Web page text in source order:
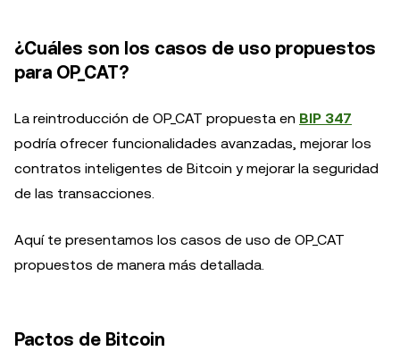
¿Cuáles son los casos de uso propuestos
para OP_CAT?
La reintroducción de OP_CAT propuesta en BIP 347
podría ofrecer funcionalidades avanzadas, mejorar los
contratos inteligentes de Bitcoin y mejorar la seguridad
de las transacciones.
Aquí te presentamos los casos de uso de OP_CAT
propuestos de manera más detallada.
Pactos de Bitcoin